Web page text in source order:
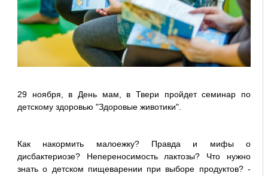
29 ноября, в День мам, в Твери пройдет семинар по
детскому здоровью "Здоровые животики".
Как накормить малоежку? Правда и мифы о
дисбактериозе? Непереносимость лактозы? Что нужно
знать о детском пищеварении при выборе продуктов? -